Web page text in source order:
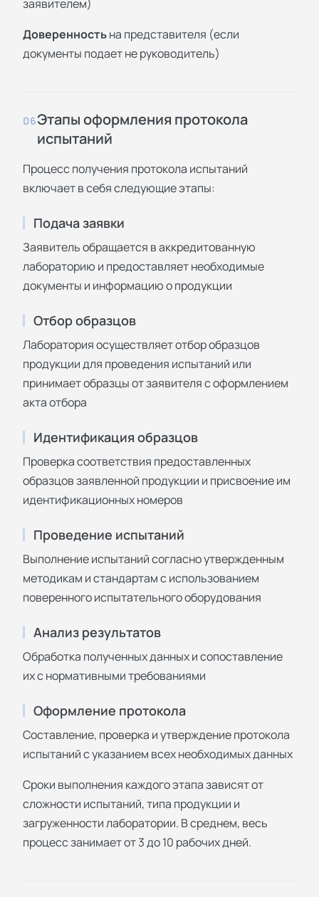
заявителем)
Доверенностьна представителя (если
документы подает не руководитель)
06Этапы оформления протокола
испытаний
Процесс получения протокола испытаний
включает в себя следующие этапы:
Подача заявки
Заявитель обращается в аккредитованную
лабораторию и предоставляет необходимые
документы и информацию о продукции
Отбор образцов
Лаборатория осуществляет отбор образцов
продукции для проведения испытаний или
принимает образцы от заявителя с оформлением
акта отбора
Идентификация образцов
Проверка соответствия предоставленных
образцов заявленной продукции и присвоение им
идентификационных номеров
Проведение испытаний
Выполнение испытаний согласно утвержденным
методикам и стандартам с использованием
поверенного испытательного оборудования
Анализ результатов
Обработка полученных данных и сопоставление
их с нормативными требованиями
Оформление протокола
Составление, проверка и утверждение протокола
испытаний с указанием всех необходимых данных
Сроки выполнения каждого этапа зависят от
сложности испытаний, типа продукции и
загруженности лаборатории. В среднем, весь
процесс занимает от 3 до 10 рабочих дней.